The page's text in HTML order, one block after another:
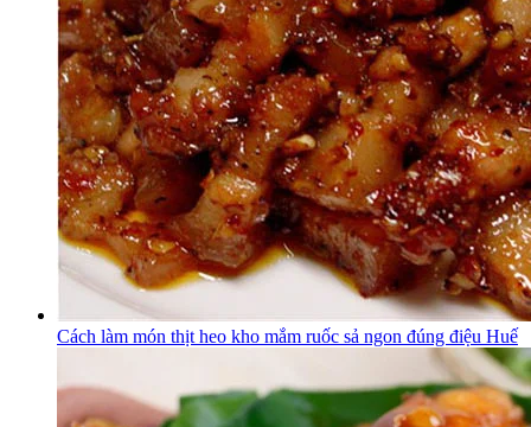
Cách làm món thịt heo kho mắm ruốc sả ngon đúng điệu Huế